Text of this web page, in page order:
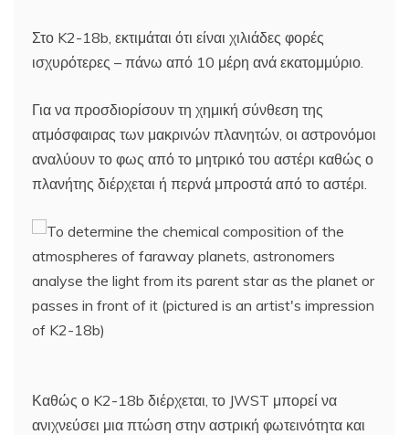
Στο K2-18b, εκτιμάται ότι είναι χιλιάδες φορές
ισχυρότερες – πάνω από 10 μέρη ανά εκατομμύριο.
Για να προσδιορίσουν τη χημική σύνθεση της
ατμόσφαιρας των μακρινών πλανητών, οι αστρονόμοι
αναλύουν το φως από το μητρικό του αστέρι καθώς ο
πλανήτης διέρχεται ή περνά μπροστά από το αστέρι.
Καθώς ο K2-18b διέρχεται, το JWST μπορεί να
ανιχνεύσει μια πτώση στην αστρική φωτεινότητα και